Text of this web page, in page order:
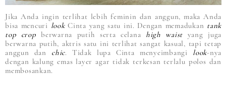
Jika Anda ingin terlihat lebih feminin dan anggun, maka Anda
bisa mencuri lookCinta yang satu ini. Dengan memadukan tank
top crop berwarna putih serta celana high waist yang juga
berwarna putih, aktris satu ini terlihat sangat kasual, tapi tetap
anggun dan chic. Tidak lupa Cinta menyeimbangi look-nya
dengan kalung emas layer agar tidak terkesan terlalu polos dan
membosankan.